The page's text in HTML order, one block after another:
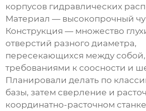
корпусов гидравлических
Материал — высокопрочный
Конструкция — множество
отверстий разного диаметра,
пересекающихся между
требованиями к соосности и
Планировали делать по
базы, затем сверление и
координатно-расточном